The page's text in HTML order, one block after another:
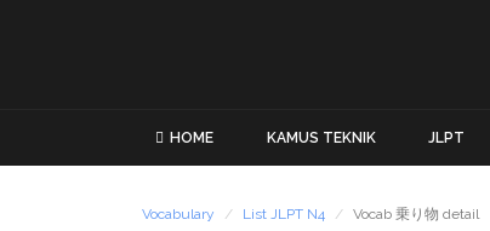
HOME KAMUS TEKNIK JLPT
Vocabulary List JLPT N4 Vocab 乗り物 detail